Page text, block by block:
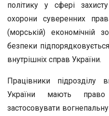
політику у сфері
охорони суверенних
(морській) економічній
безпеки
внутрішніх справ України.
Працівники підрозділу
України мають
застосовувати